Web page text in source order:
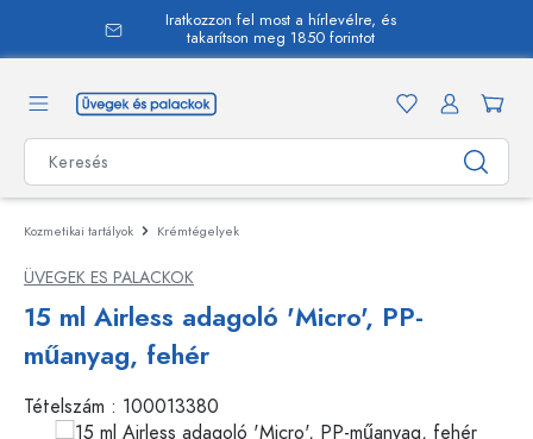
Iratkozzon fel most a hírlevélre, és
takarítson meg 1850 forintot
Kozmetikai tartályok Krémtégelyek
ÜVEGEK ES PALACKOK
15 ml Airless adagoló 'Micro', PP-
műanyag, fehér
Tételszám : 100013380